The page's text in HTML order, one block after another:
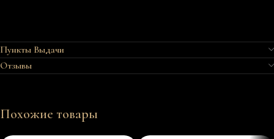
Пункты Выдачи
Отзывы
Похожие товары